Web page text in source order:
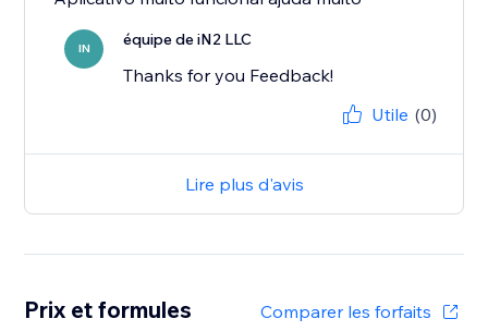
IN équipe de iN2 LLC
Thanks for you Feedback!
Utile (0)
Lire plus d'avis
Prix et formules Comparer les forfaits